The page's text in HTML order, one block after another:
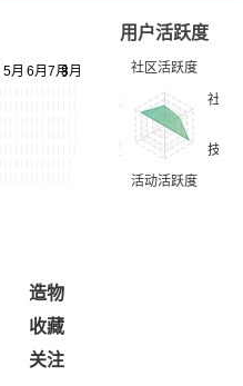
用户活跃度
造物
收藏
关注